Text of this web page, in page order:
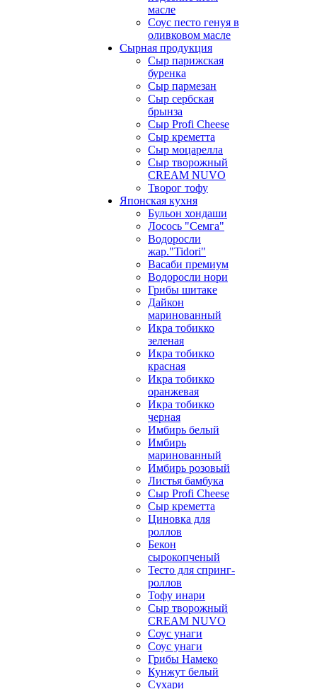
масле
Соус песто генуя в
оливковом масле
Сырная продукция
Сыр парижская
буренка
Сыр пармезан
Сыр сербская
брынза
Сыр Profi Cheese
Сыр креметта
Сыр моцарелла
Сыр творожный
CREАM NUVO
Творог тофу
Японская кухня
Бульон хондаши
Лосось "Семга"
Водоросли
жар."Tidori"
Васаби премиум
Водоросли нори
Грибы шитаке
Дайкон
маринованный
Икра тобикко
зеленая
Икра тобикко
красная
Икра тобикко
оранжевая
Икра тобикко
черная
Имбирь белый
Имбирь
маринованный
Имбирь розовый
Листья бамбука
Сыр Profi Cheese
Сыр креметта
Циновка для
роллов
Бекон
сырокопченый
Тесто для спринг-
роллов
Тофу инари
Сыр творожный
CREАM NUVO
Соус унаги
Соус унаги
Грибы Намеко
Кунжут белый
Сухари